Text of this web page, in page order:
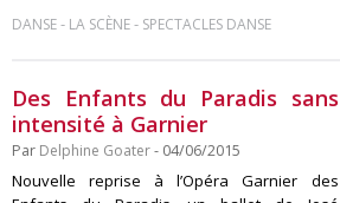
DANSE- LA SCÈNE- SPECTACLES DANSE
Des Enfants du Paradis sans
intensité à Garnier
Par Delphine Goater- 04/06/2015
Nouvelle reprise à l’Opéra Garnier des